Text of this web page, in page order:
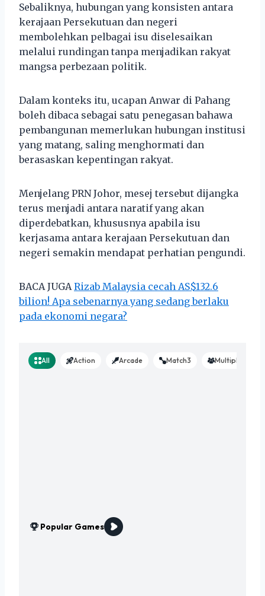
Sebaliknya, hubungan yang konsisten antara
kerajaan Persekutuan dan negeri
membolehkan pelbagai isu diselesaikan
melalui rundingan tanpa menjadikan rakyat
mangsa perbezaan politik.
Dalam konteks itu, ucapan Anwar di Pahang
boleh dibaca sebagai satu penegasan bahawa
pembangunan memerlukan hubungan institusi
yang matang, saling menghormati dan
berasaskan kepentingan rakyat.
Menjelang PRN Johor, mesej tersebut dijangka
terus menjadi antara naratif yang akan
diperdebatkan, khususnya apabila isu
kerjasama antara kerajaan Persekutuan dan
negeri semakin mendapat perhatian pengundi.
BACA JUGA Rizab Malaysia cecah AS$132.6
bilion! Apa sebenarnya yang sedang berlaku
pada ekonomi negara?